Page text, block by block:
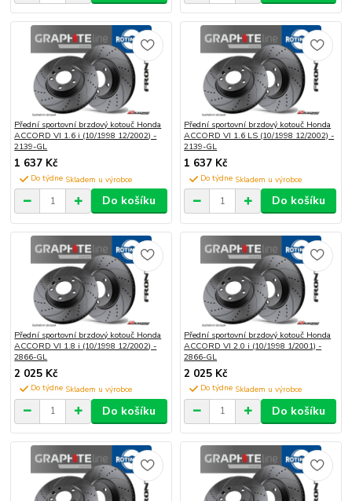
Přední sportovní brzdový kotouč Honda
ACCORD VI 1.6 i (10/1998 12/2002) -
2139-GL
1 637 Kč
Do týdne
Do košíku
Přední sportovní brzdový kotouč Honda
ACCORD VI 1.6 LS (10/1998 12/2002) -
2139-GL
1 637 Kč
Do týdne
Do košíku
Přední sportovní brzdový kotouč Honda
ACCORD VI 1.8 i (10/1998 12/2002) -
2866-GL
2 025 Kč
Do týdne
Do košíku
Přední sportovní brzdový kotouč Honda
ACCORD VI 2.0 i (10/1998 1/2001) -
2866-GL
2 025 Kč
Do týdne
Do košíku